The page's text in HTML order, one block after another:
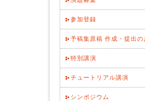
参加登録
予稿集原稿 作成・提出の
特別講演
チュートリアル講演
シンポジウム